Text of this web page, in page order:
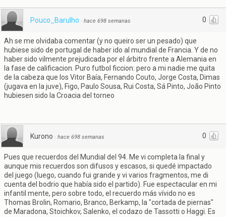
0
Pouco_Barulho · hace 698 semanas
Ah se me olvidaba comentar (y no queiro ser un pesado) que
hubiese sido de portugal de haber ido al mundial de Francia. Y de no
haber sido vilmente prejudicada por el árbitro frente a Alemania en
la fase de calificacion. Puro futbol ficcion: pero a mi nadie me quita
de la cabeza que los Vitor Baía, Fernando Couto, Jorge Costa, Dimas
(jugava en la juve), Figo, Paulo Sousa, Rui Costa, Sá Pinto, João Pinto
hubiesen sido la Croacia del torneo
0
Kurono · hace 698 semanas
Pues que recuerdos del Mundial del 94. Me vi completa la final y
aunque mis recuerdos son difusos y escasos, si quedé impactado
del juego (luego, cuando fui grande y vi varios fragmentos, me di
cuenta del bodrio que había sido el partido). Fue espectacular en mi
infantil mente, pero sobre todo, el recuerdo más vívido no es
Thomas Brolin, Romario, Branco, Berkamp, la "cortada de piernas"
de Maradona, Stoichkov, Salenko, el codazo de Tassotti o Haggi. Es